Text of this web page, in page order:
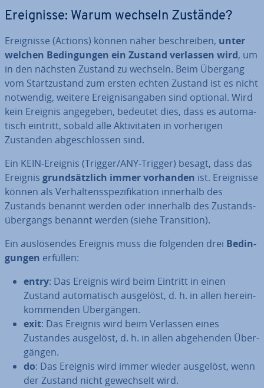
Er­eig­nis­se: Warum wechseln Zustände?
Er­eig­nis­se (Actions) können näher be­schrei­ben, unter
welchen Be­din­gun­gen ein Zustand verlassen wird, um
in den nächsten Zustand zu wechseln. Beim Übergang
vom Start­zu­stand zum ersten echten Zustand ist es nicht
notwendig, weitere Er­eig­nis­an­ga­ben sind optional. Wird
kein Ereignis angegeben, bedeutet dies, dass es au­to­ma­
tisch eintritt, sobald alle Ak­ti­vi­tä­ten in vor­he­ri­gen
Zuständen ab­ge­schlos­sen sind.
Ein KEIN-Ereignis (Trigger/ANY-Trigger) besagt, dass das
Ereignis grund­sätz­lich immer vorhanden ist. Er­eig­nis­se
können als Ver­hal­tens­spe­zi­fi­ka­ti­on innerhalb des
Zustands benannt werden oder innerhalb des Zu­stands­
über­gangs benannt werden (siehe Tran­si­ti­on).
Ein aus­lö­sen­des Ereignis muss die folgenden drei Be­din­
gun­gen erfüllen:
entry: Das Ereignis wird beim Eintritt in einen
Zustand au­to­ma­tisch ausgelöst, d. h. in allen her­ein­
kom­men­den Über­gän­gen.
exit: Das Ereignis wird beim Verlassen eines
Zustandes ausgelöst, d. h. in allen ab­ge­hen­den Über­
gän­gen.
do: Das Ereignis wird immer wieder ausgelöst, wenn
der Zustand nicht ge­wech­selt wird.